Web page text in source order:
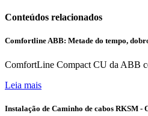
Conteúdos relacionados
Comfortline ABB: Metade do tempo,
ComfortLine Compact CU da ABB
Leia mais
Instalação de Caminho de cabos RKSM -